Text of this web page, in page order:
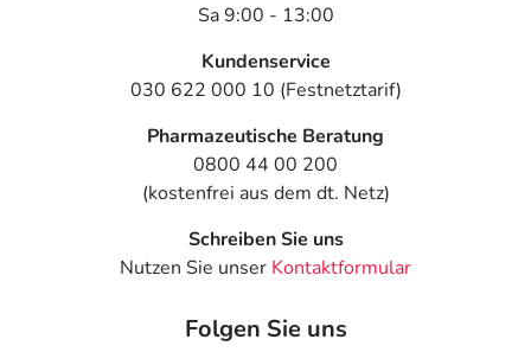
Sa 9:00 - 13:00
Kundenservice
030 622 000 10 (Festnetztarif)
Pharmazeutische Beratung
0800 44 00 200
(kostenfrei aus dem dt. Netz)
Schreiben Sie uns
Nutzen Sie unser Kontaktformular
Folgen Sie uns